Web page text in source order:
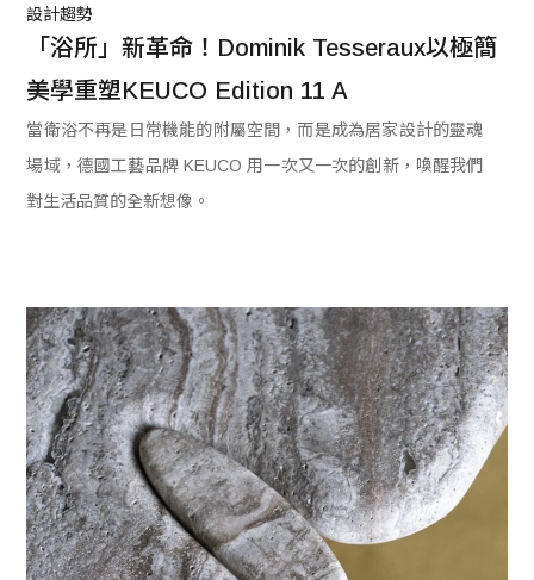
設計趨勢
「浴所」新革命！Dominik Tesseraux以極簡
美學重塑KEUCO Edition 11 A
當衛浴不再是日常機能的附屬空間，而是成為居家設計的靈魂
場域，德國工藝品牌 KEUCO 用一次又一次的創新，喚醒我們
對生活品質的全新想像。